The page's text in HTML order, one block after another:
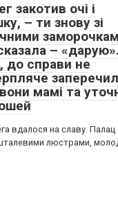
закотив очі і
– ти знову зі
–
справи не
мамі та
вдалося на славу. Палац
люстрами,